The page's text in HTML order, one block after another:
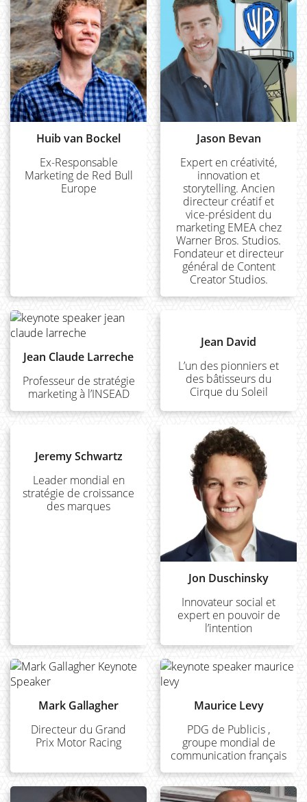
Huib van Bockel
Ex-Responsable
Marketing de Red Bull
Europe
Jason Bevan
Expert en créativité,
innovation et
storytelling. Ancien
directeur créatif et
vice-président du
marketing EMEA chez
Warner Bros. Studios.
Fondateur et directeur
général de Content
Creator Studios.
Jean Claude Larreche
Professeur de stratégie
marketing à l’INSEAD
Jean David
L’un des pionniers et
des bâtisseurs du
Cirque du Soleil
Jeremy Schwartz
Leader mondial en
stratégie de croissance
des marques
Jon Duschinsky
Innovateur social et
expert en pouvoir de
l’intention
Mark Gallagher
Directeur du Grand
Prix Motor Racing
Maurice Levy
PDG de Publicis ,
groupe mondial de
communication français